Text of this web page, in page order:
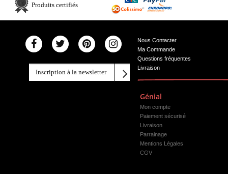
Produits certifiés
Nous Contacter
Ma Commande
Questions fréquentes
Livraison
Génial
Mon compte
Paiement sécurisé
Livraison
Parrainage
Mentions Légales
CGV